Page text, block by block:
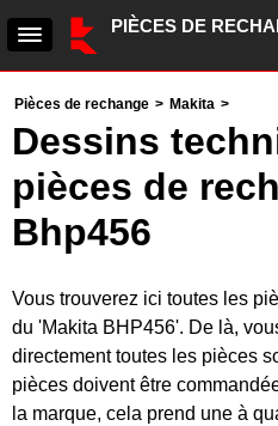
PIÈCES DE
Pièces de rechange > Makita >
Dessins
pièces de
Bhp456
Vous trouverez ici toutes les
du 'Makita BHP456'. De là,
directement toutes les pièces
pièces doivent être
la marque, cela prend une à